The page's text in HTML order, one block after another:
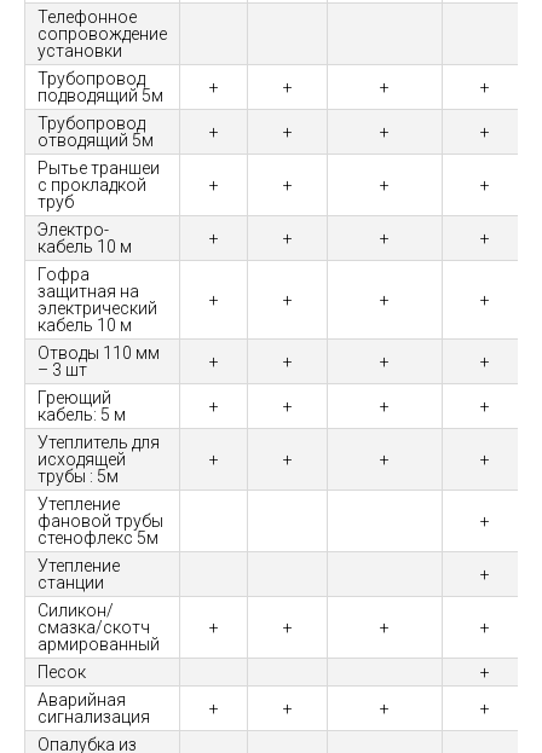
Телефонное
сопровождение
установки
Трубопровод
подводящий 5м
+ + +
+
Трубопровод
отводящий 5м
+ + +
+
Рытье траншеи
с прокладкой
труб
+ + + +
Электро-
кабель 10 м
+ + +
+
Гофра
защитная на
электрический
кабель 10 м
+ + + +
Отводы 110 мм
– 3 шт
+ + +
+
Греющий
кабель: 5 м
+ + +
+
Утеплитель для
исходящей
трубы : 5м
+ + + +
Утепление
фановой трубы
стенофлекс 5м
+
Утепление
станции
+
Силикон/
смазка/скотч
армированный
+ + + +
Песок
+
Аварийная
сигнализация
+ + +
+
Опалубка из